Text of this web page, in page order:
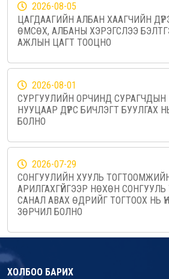
2026-08-05
ЦАГДААГИЙН АЛБАН ХААГЧИЙН
ӨМСӨХ, АЛБАНЫ ХЭРЭГСЛЭЭ
АЖЛЫН ЦАГТ ТООЦНО
2026-08-01
СУРГУУЛИЙН ОРЧИНД СУРАГЧДЫН
НУУЦААР ДҮРС БИЧЛЭГТ БУУЛГАХ
БОЛНО
2026-07-29
СОНГУУЛИЙН ХУУЛЬ
АРИЛГАХГҮЙГЭЭР НӨХӨН
САНАЛ АВАХ ӨДРИЙГ ТОГТООХ НЬ
ЗӨРЧИЛ БОЛНО
ХОЛБОО БАРИХ